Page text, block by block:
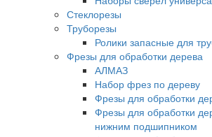
Стеклорезы
Труборезы
Ролики запасные для
Фрезы для обработки дерева
АЛМАЗ
Набор фрез по дереву
Фрезы для обработки
Фрезы для обработки
нижним подшипником